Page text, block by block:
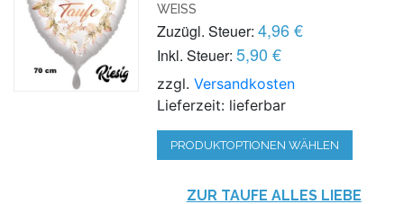
EISS
Zuzügl. Steuer: 4,96 €
Inkl. Steuer: 5,90 €
zzgl.Versandkosten
Lieferzeit: lieferbar
PRODUKTOPTIONEN WÄHLEN
ZUR TAUFE ALLES LIEBE